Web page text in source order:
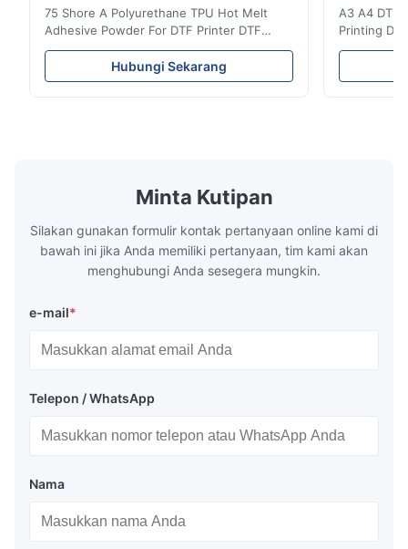
75 Shore A Polyurethane TPU Hot Melt
Adhesive Powder For DTF Printer DTF
Powder Technical Parameters Bonding
Parameters ( reference only) Temperature
110-130℃ Press 0.5-1.5 kg/cm2 Time 8-20
Hubungi Sekarang
A3 A4 DTF
Printing
application
pattern
Minta Kutipan
Silakan gunakan formulir kontak pertanyaan online kami di
bawah ini jika Anda memiliki pertanyaan, tim kami akan
menghubungi Anda sesegera mungkin.
e-mail*
Telepon / WhatsApp
Nama